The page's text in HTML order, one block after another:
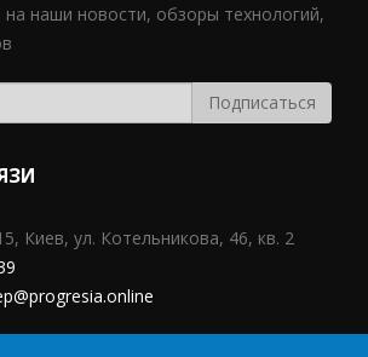
на наши новости, обзоры технологий,
Киев, ул. Котельникова, 46, кв. 2